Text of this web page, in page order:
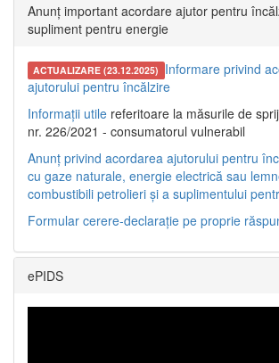
Anunț important acordare ajutor pentru
supliment pentru energie
ACTUALIZARE (23.12.2025) Informare privind
ajutorului pentru încălzire
Informații utile referitoare la măsurile de
nr. 226/2021 - consumatorul vulnerabil
Anunț privind acordarea ajutorului pentru
cu gaze naturale, energie electrică sau
combustibili petrolieri și a suplimentului
Formular cerere-declarație pe proprie
ePIDS